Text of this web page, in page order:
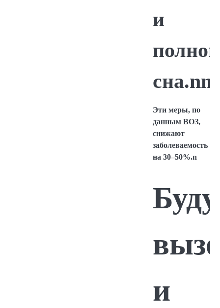
и
сна.nn
Эти меры, по
данным ВОЗ,
снижают
заболеваемость
на 30–50%.n
и